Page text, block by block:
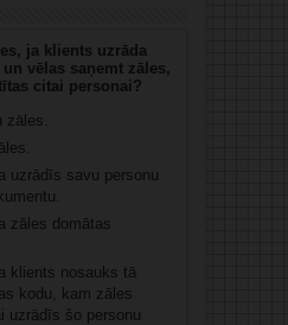
ja klients uzrāda
vēlas saņemt zāles,
citai personai?
zāles.
uzrādīs savu personu
zāles domātas
klients nosauks tā
kodu, kam zāles
uzrādīs šo personu